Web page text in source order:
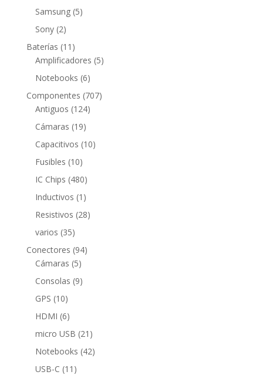
producto
Samsung 55
Sony 22
productos
Baterías 11 11
productos
Amplificadores 55
Notebooks 66
productos
Componentes 707707
Antiguos 124124
Cámaras 1919
productos
Capacitivos 1010
Fusibles 1010
productos
IC Chips 480480
productos
Inductivos 1 1
producto
Resistivos 2828
varios 3535
productos
Conectores 9494
Cámaras 55
productos
Consolas 99
GPS 1010
productos
HDMI 66
productos
micro USB 21 21
productos
Notebooks 4242
USB-C 11 11